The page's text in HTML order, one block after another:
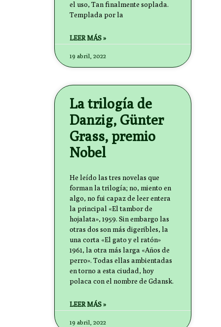
el uso, Tan finalmente soplada.
Templada por la
LEER MÁS »
19 abril, 2022
La trilogía de
Danzig, Günter
Grass, premio
Nobel
He leído las tres novelas que
forman la trilogía; no, miento en
algo, no fui capaz de leer entera
la principal «El tambor de
hojalata», 1959. Sin embargo las
otras dos son más digeribles, la
una corta «El gato y el ratón»
1961, la otra más larga «Años de
perro». Todas ellas ambientadas
en torno a esta ciudad, hoy
polaca con el nombre de Gdansk.
LEER MÁS »
19 abril, 2022